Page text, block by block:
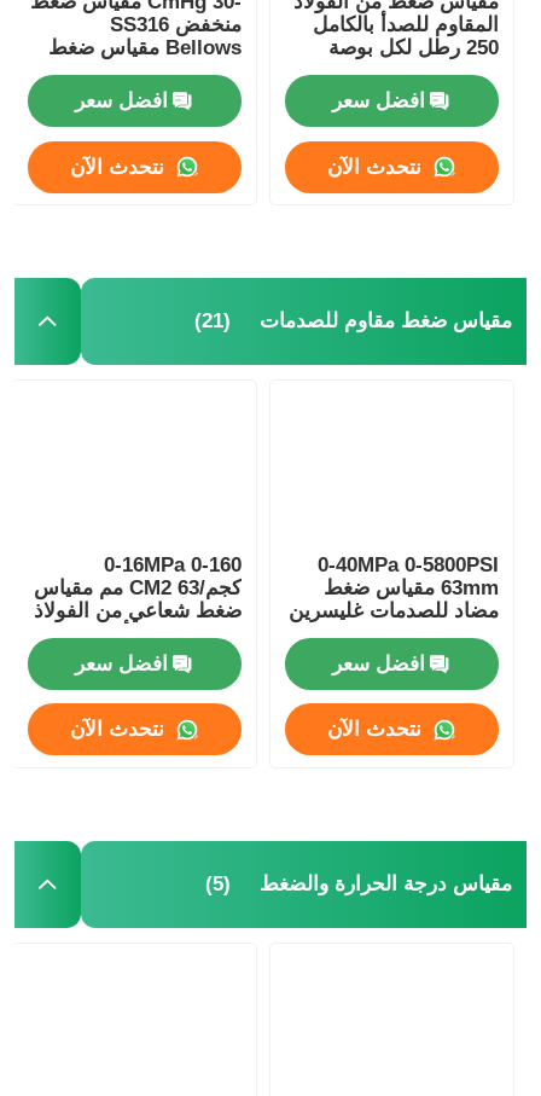
يتوهج في مقياس الضغط المظلم
أنواع أجهزة قياس الضغط
المقاوم للصدأ بالكامل
250 رطل لكل بوصة
مربعة في المركز الخلفي
مقياس ضغط 50 ممافضل سعر
نتحدث الآن
منخفض SS316
Bellows مقياس ضغط
شعاعي
افضل سعر
نتحدث الآن
مقياس ضغط مقاوم للصدمات (21)
0-40MPa 0-5800PSI
63mm مقياس ضغط
مضاد للصدمات غليسرين
ملء وحدة الطاقة
الهيدروليكية مراقبة
افضل سعر
نتحدث الآن
0-16MPa 0-160
كجم/CM2 63 مم مقياس
ضغط شعاعي من الفولاذ
المقاوم للصدأ مملوء
بالجلسرينافضل سعر
نتحدث الآن
مقياس درجة الحرارة والضغط (5)